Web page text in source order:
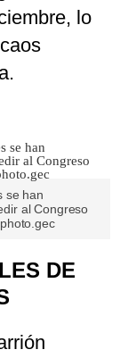
lo
se han
al Congreso
DE